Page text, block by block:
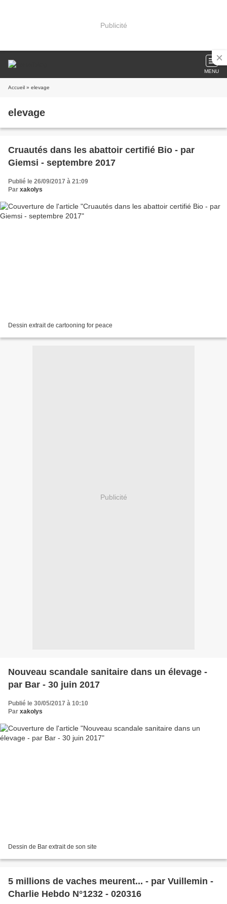
Publicité
MENU
Accueil » elevage
elevage
Cruautés dans les abattoir certifié Bio - par
Giemsi - septembre 2017
Publié le 26/09/2017 à 21:09
Par xakolys
Dessin extrait de cartooning for peace
Publicité
Nouveau scandale sanitaire dans un élevage -
par Bar - 30 juin 2017
Publié le 30/05/2017 à 10:10
Par xakolys
Dessin de Bar extrait de son site
5 millions de vaches meurent... - par Vuillemin -
Charlie Hebdo N°1232 - 020316